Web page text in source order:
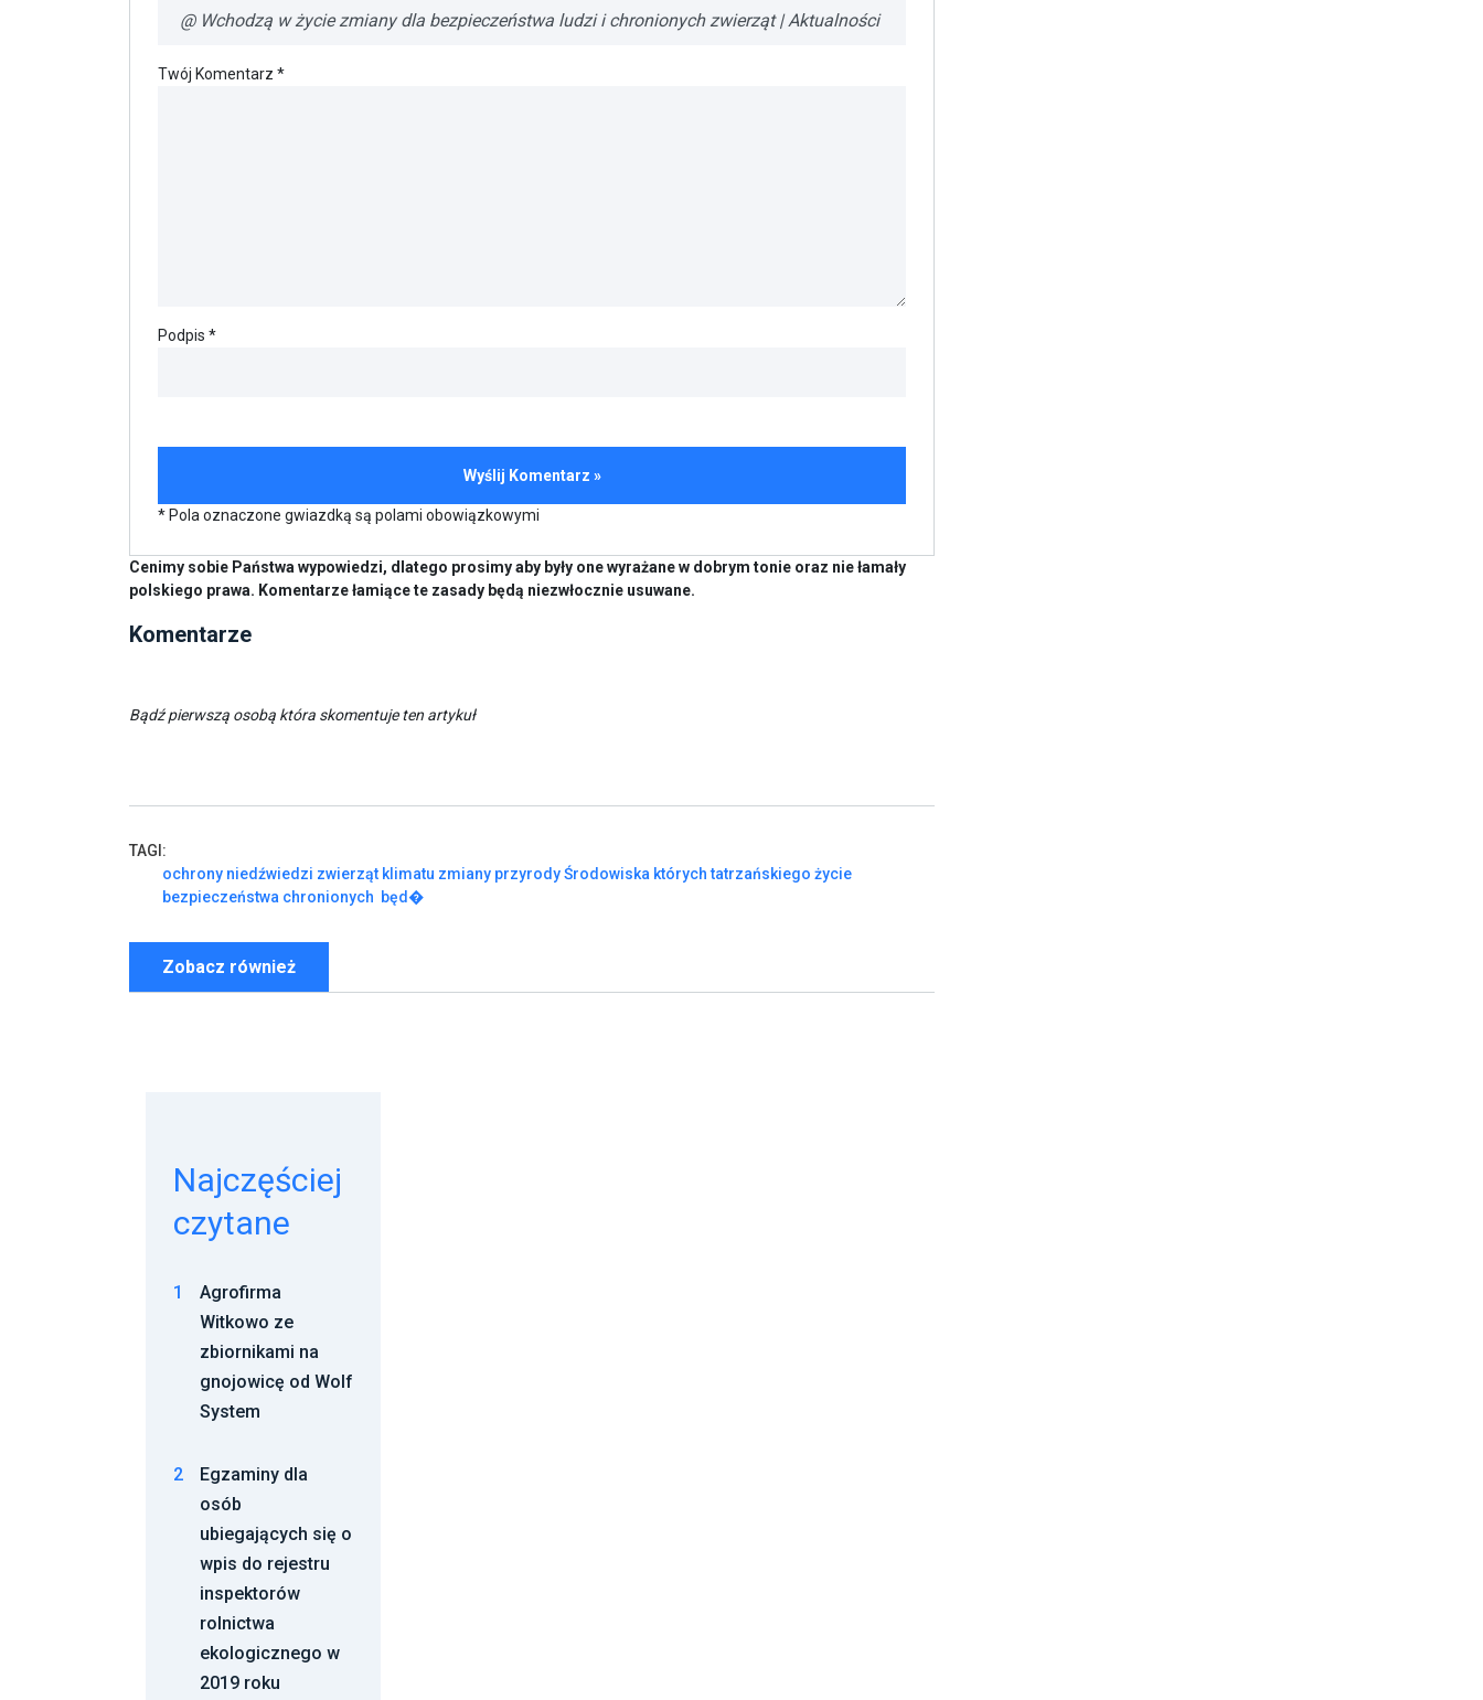
Twój Komentarz *
Podpis *
* Pola oznaczone gwiazdką są polami obowiązkowymi
Cenimy sobie Państwa wypowiedzi, dlatego prosimy aby były one wyrażane w dobrym tonie oraz nie łamały
polskiego prawa. Komentarze łamiące te zasady będą niezwłocznie usuwane.
Komentarze
Bądź pierwszą osobą która skomentuje ten artykuł
TAGI:
ochrony niedźwiedzi zwierząt klimatu zmiany przyrodyŚrodowiska których tatrzańskiego życie
bezpieczeństwa chronionych będ�
Zobacz również
Najczęściej
czytane
1
Agrofirma
Witkowo ze
zbiornikami na
gnojowicę od Wolf
System
2
Egzaminy dla
osób
ubiegających się o
wpis do rejestru
inspektorów
rolnictwa
ekologicznego w
2019 roku